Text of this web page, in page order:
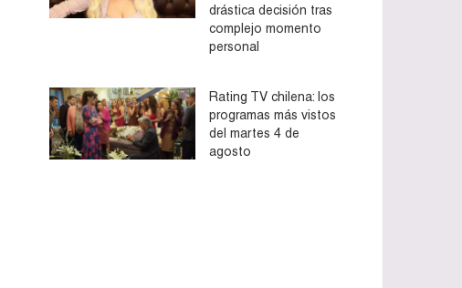
drástica decisión tras
complejo momento
personal
Rating TV chilena: los
programas más vistos
del martes 4 de
agosto